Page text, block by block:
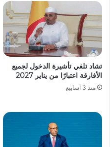
تشاد تلغي تأشيرة الدخول لجميع
الأفارقة اعتبارًا من يناير 2027
منذ 3 أسابيع